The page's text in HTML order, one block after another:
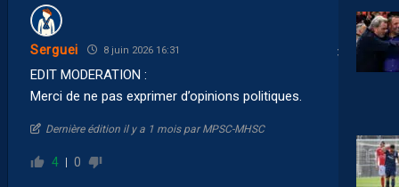
Serguei 8 juin 2026 16:31
EDIT MODERATION :
Merci de ne pas exprimer d’opinions politiques.
Dernière édition il y a 1 mois par MPSC-MHSC
4 0